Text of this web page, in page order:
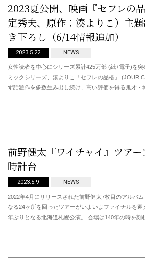
2023夏公開、映画『セフレの
定秀夫、原作：湊よりこ）主
き下ろし（6/14情報追加）
2023.5.22 NEWS
女性読者を中心にシリーズ累計425万部 (紙+電子)を
ミックシリーズ、湊よりこ「セフレの品格」 (JOUR
ず話題作を多数生み出し続け、高い評価を得る鬼才
前野健太『ワイチャイ』ツア
時計台
2023.5.9 NEWS
2022年4月にリリースされた前野健太7枚目のアルバ
なる24ヶ所を回ったツアーがいよいよファイナルを
年ぶりとなる北海道札幌公演。 会場は140年の時を